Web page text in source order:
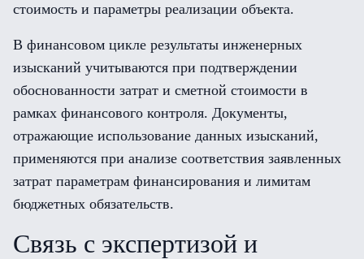
стоимость и параметры реализации объекта.
В финансовом цикле результаты инженерных
изысканий учитываются при подтверждении
обоснованности затрат и сметной стоимости в
рамках финансового контроля. Документы,
отражающие использование данных изысканий,
применяются при анализе соответствия заявленных
затрат параметрам финансирования и лимитам
бюджетных обязательств.
Связь с экспертизой и